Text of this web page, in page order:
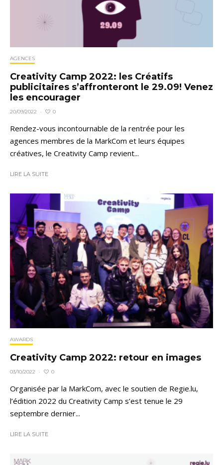
AGENCES
Creativity Camp 2022: les Créatifs
publicitaires s’affronteront le 29.09! Venez
les encourager
20/09/2022 · 0
Rendez-vous incontournable de la rentrée pour les
agences membres de la MarkCom et leurs équipes
créatives, le Creativity Camp revient...
LIRE LA SUITE
AWARDS
Creativity Camp 2022: retour en images
03/10/2022 · 0
Organisée par la MarkCom, avec le soutien de Regie.lu,
l’édition 2022 du Creativity Camp s’est tenue le 29
septembre dernier...
LIRE LA SUITE